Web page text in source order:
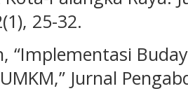
25-32.
“Implementasi
Jurnal